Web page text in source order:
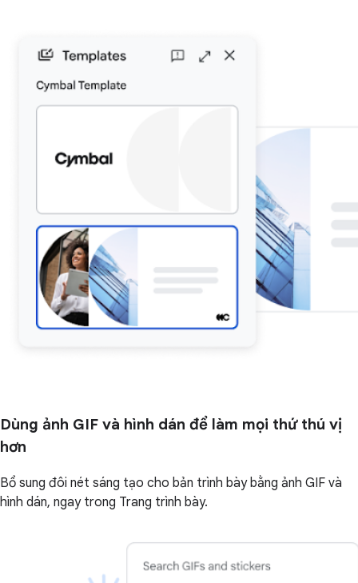
Dùng ảnh GIF và hình dán để làm mọi thứ thú vị
hơn
Bổ sung đôi nét sáng tạo cho bản trình bày bằng ảnh GIF và
hình dán, ngay trong Trang trình bày.